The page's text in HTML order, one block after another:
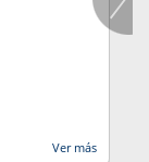
Ver más